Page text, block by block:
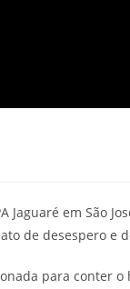
Jaguaré em São
de desespero e
para conter